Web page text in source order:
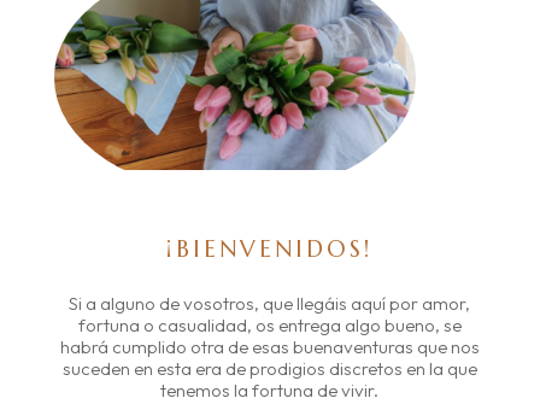
¡BIENVENIDOS!
Si a alguno de vosotros, que llegáis aquí por amor,
fortuna o casualidad, os entrega algo bueno, se
habrá cumplido otra de esas buenaventuras que nos
suceden en esta era de prodigios discretos en la que
tenemos la fortuna de vivir.